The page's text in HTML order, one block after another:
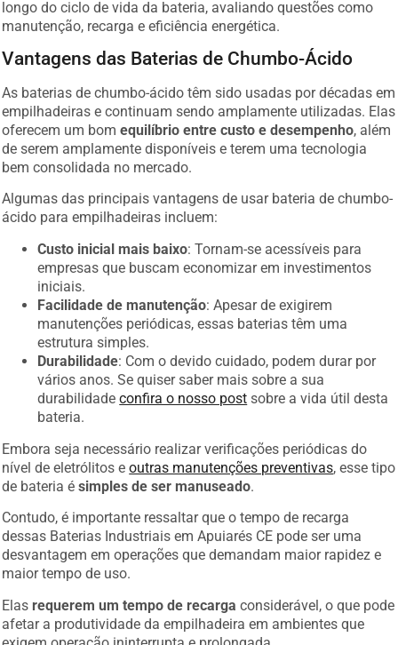
manutenção, recarga e eficiência energética.
Vantagens das Baterias de Chumbo-Ácido
As baterias de chumbo-ácido têm sido usadas por décadas em
empilhadeiras e continuam sendo amplamente utilizadas. Elas
oferecem um bom equilíbrio entre custo e desempenho , além
de serem amplamente disponíveis e terem uma tecnologia
bem consolidada no mercado.
Algumas das principais vantagens de usar bateria de chumbo-
ácido para empilhadeiras incluem:
Custo inicial mais baixo: Tornam-se acessíveis para
empresas que buscam economizar em investimentos
iniciais.
Facilidade de manutenção: Apesar de exigirem
manutenções periódicas, essas baterias têm uma
estrutura simples.
Durabilidade: Com o devido cuidado, podem durar por
vários anos. Se quiser saber mais sobre a sua
durabilidade confira o nosso post sobre a vida útil desta
bateria.
Embora seja necessário realizar verificações periódicas do
nível de eletrólitos e outras manutenções preventivas , esse tipo
de bateria é simples de ser manuseado.
Contudo, é importante ressaltar que o tempo de recarga
dessas Baterias Industriais em Apuiarés CE pode ser uma
desvantagem em operações que demandam maior rapidez e
maior tempo de uso.
Elas
requerem um tempo de recarga
considerável, o que pode
afetar a produtividade da empilhadeira em ambientes que
exigem operação ininterrupta e prolongada.